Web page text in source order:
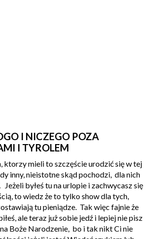
I NICZEGO POZA
I TYROLEM
ktorzy mieli to szczęście urodzić się w tej
inny, nieistotne skąd pochodzi, dla nich
Jeżeli byłeś tu na urlopie i zachwycasz się
to wiedz że to tylko show dla tych,
tu pieniądze. Tak więc fajnie że
ale teraz już sobie jedź i lepiej nie pisz
Boże Narodzenie, bo i tak nikt Ci nie